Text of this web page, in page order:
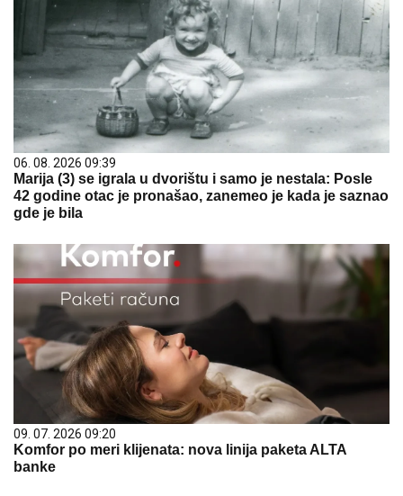
06. 08. 2026 09:39
Marija (3) se igrala u dvorištu i samo je nestala: Posle
42 godine otac je pronašao, zanemeo je kada je saznao
gde je bila
09. 07. 2026 09:20
Komfor po meri klijenata: nova linija paketa ALTA
banke